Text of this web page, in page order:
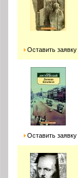
Оставить заявку
Оставить заявку